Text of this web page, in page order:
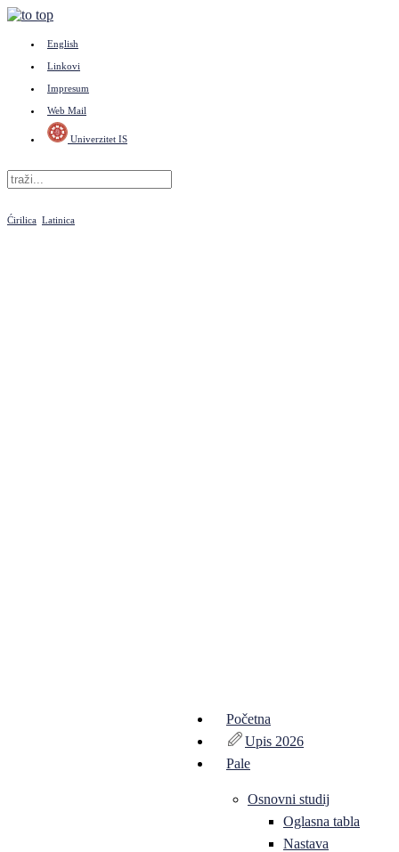
English
Linkovi
Impresum
Web Mail
Univerzitet IS
Ćirilica Latinica
Početna
Upis 2026
Pale
Osnovni studij
Oglasna tabla
Nastava